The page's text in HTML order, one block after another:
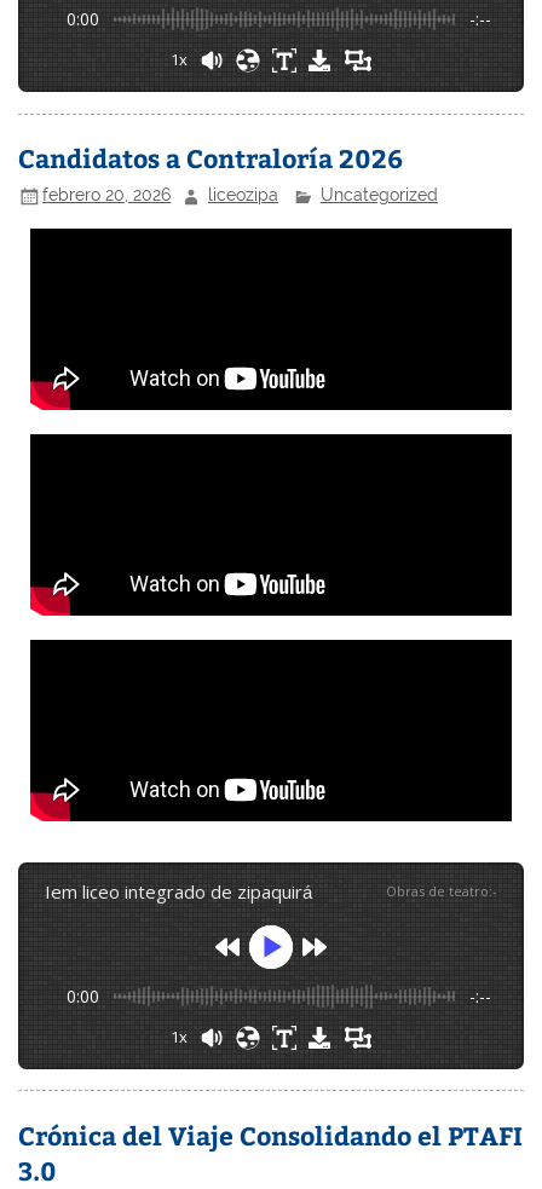
0:00 -:--
1x
Candidatos a Contraloría 2026
febrero 20, 2026 liceozipa Uncategorized
iem liceo integrado de zipaquirá Obras de teatro:-
0:00 -:--
1x
Crónica del Viaje Consolidando el PTAFI
3.0